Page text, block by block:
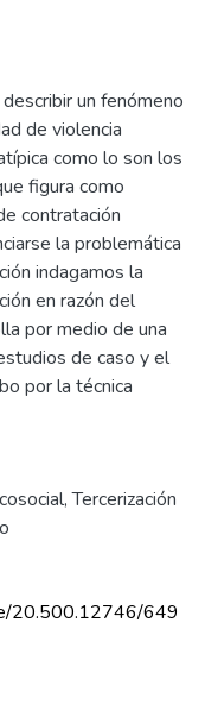
un fenómeno
de violencia
como lo son los
figura como
contratación
la problemática
indagamos la
en razón del
por medio de una
de caso y el
por la técnica
,Tercerización
20.500.12746/649